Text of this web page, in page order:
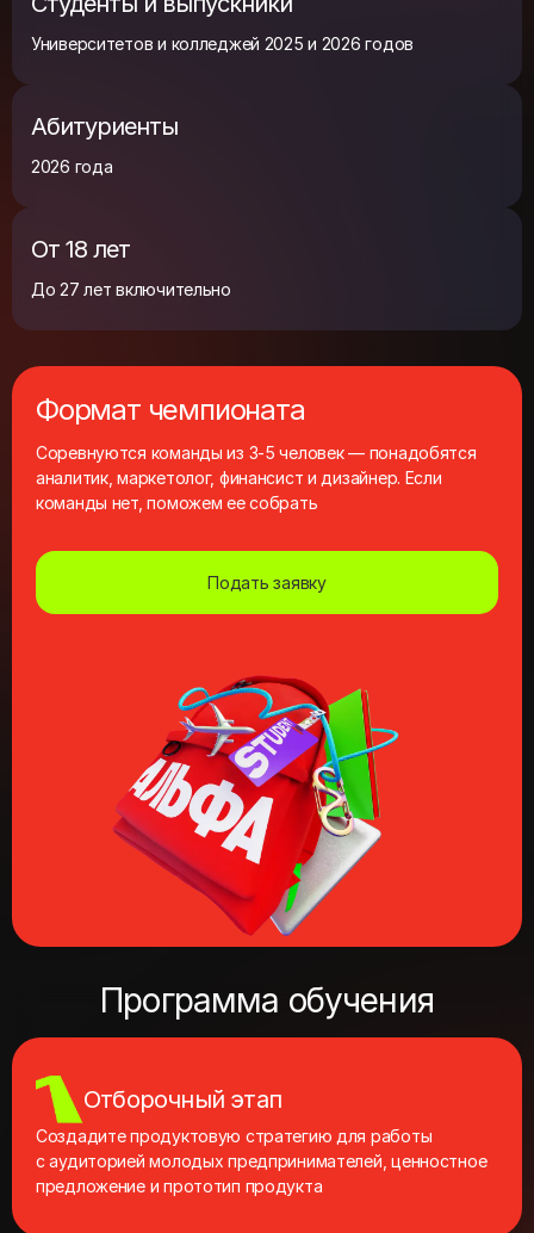
Университетов и колледжей 2025 и 2026 годов
Абитуриенты
2026 года
От 18 лет
До 27 лет включительно
Формат чемпионата
Соревнуются команды из 3-5 человек — понадобятся
аналитик, маркетолог, финансист и дизайнер. Если
команды нет, поможем ее собрать
Подать заявку
Программа обучения
Отборочный этап
Создадите продуктовую стратегию для работы
с аудиторией молодых предпринимателей, ценностное
предложение и прототип продукта